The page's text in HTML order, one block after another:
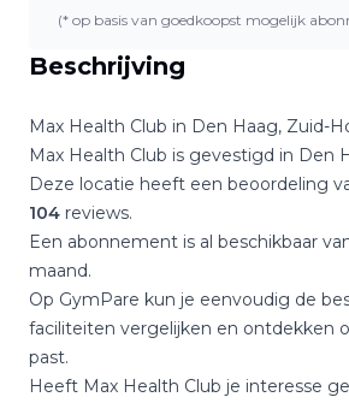
Beschrijving
Max Health Club in Den Haag, Zuid-
Max Health Club is gevestigd in Den
Deze locatie heeft een beoordeling
104 reviews.
Een abonnement is al beschikbaar
maand.
Op GymPare kun je eenvoudig de
faciliteiten vergelijken en ontdekken
past.
Heeft Max Health Club je interesse
(* op basis van goedkoopst mogelijk